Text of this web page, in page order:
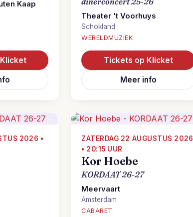
Kaap
Theater 't Voorhuys
Schokland
WERELDMUZIEK
Tickets op Klicket
Meer info
2026 •
ZATERDAG 22 AUGUSTUS 2026
• 20:15 UUR
Kor Hoebe
KORDAAT 26-27
Meervaart
Amsterdam
CABARET